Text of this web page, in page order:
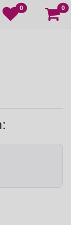
0 0